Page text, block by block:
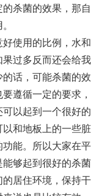
杀菌的效果，那自
使用的比例，水和
过多反而还会给我
话，可能杀菌的效
遵循一定的要求，
以起到一个很好的
和地板上的一些脏
能。所以大家在平
够起到很好的杀菌
居住环境，保持干